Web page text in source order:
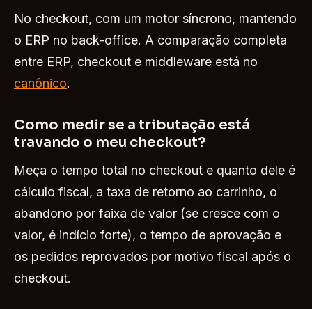
No checkout, com um motor síncrono, mantendo
o ERP no back-office. A comparação completa
entre ERP, checkout e middleware está no
canônico.
Como medir se a tributação está
travando o meu checkout?
Meça o tempo total no checkout e quanto dele é
cálculo fiscal, a taxa de retorno ao carrinho, o
abandono por faixa de valor (se cresce com o
valor, é indício forte), o tempo de aprovação e
os pedidos reprovados por motivo fiscal após o
checkout.